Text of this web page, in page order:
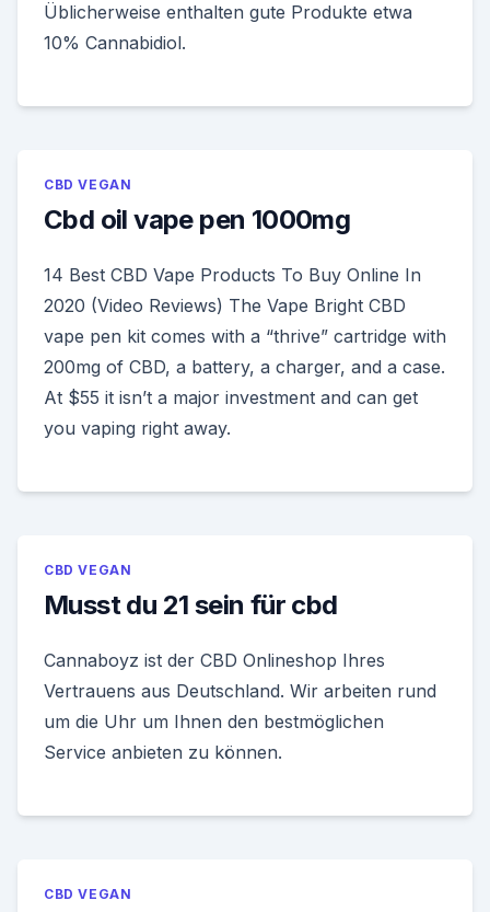
Üblicherweise enthalten gute Produkte etwa
10% Cannabidiol.
CBD VEGAN
Cbd oil vape pen 1000mg
14 Best CBD Vape Products To Buy Online In
2020 (Video Reviews) The Vape Bright CBD
vape pen kit comes with a “thrive” cartridge with
200mg of CBD, a battery, a charger, and a case.
At $55 it isn’t a major investment and can get
you vaping right away.
CBD VEGAN
Musst du 21 sein für cbd
Cannaboyz ist der CBD Onlineshop Ihres
Vertrauens aus Deutschland. Wir arbeiten rund
um die Uhr um Ihnen den bestmöglichen
Service anbieten zu können.
CBD VEGAN